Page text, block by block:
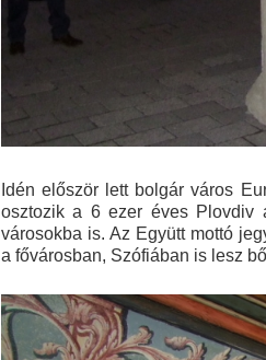
Idén először lett bolgár város
osztozik a 6 ezer éves Plovdiv
városokba is. Az Együtt mottó
a fővárosban, Szófiában is lesz